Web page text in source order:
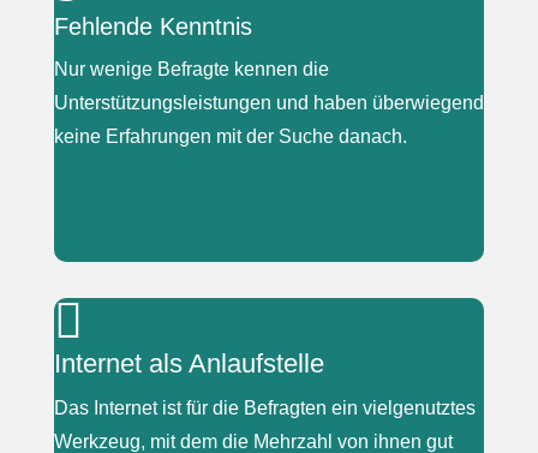
Fehlende Kenntnis
Nur wenige Befragte kennen die
Unterstützungsleistungen und haben überwiegend
keine Erfahrungen mit der Suche danach.
|

Internet als Anlaufstelle
Das Internet ist für die Befragten ein vielgenutztes
Werkzeug, mit dem die Mehrzahl von ihnen gut